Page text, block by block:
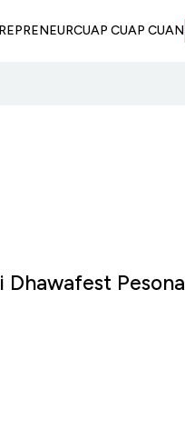
CUAP CUAP CUAN
Dhawafest Pesona